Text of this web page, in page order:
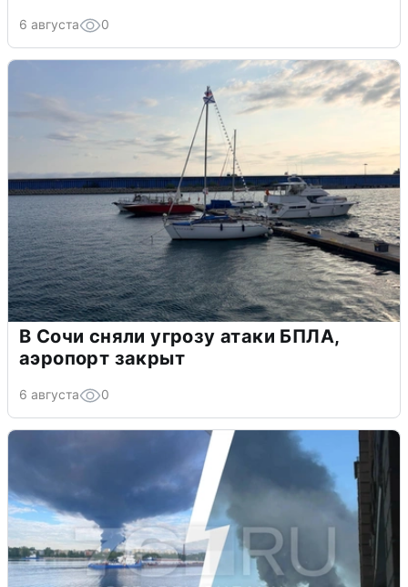
6 августа 0
В Сочи сняли угрозу атаки БПЛА,
аэропорт закрыт
6 августа 0